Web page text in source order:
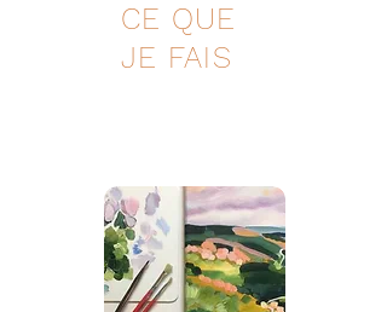
CE QUE
JE FAIS